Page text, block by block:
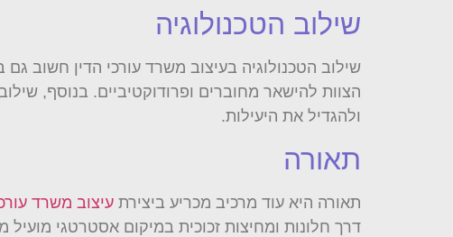
שילוב הטכנולוגיה
שילוב הטכנולוגיה בעיצוב משרד עורכי הדין חשוב
הצוות להישאר מחוברים ופרודוקטיביים. בנוסף,
ולהגדיל את היעילות.
תאורה
תאורה היא עוד מרכיב מכריע ביצירת עיצוב משרד
דרך חלונות ומחיצות זכוכית במיקום אסטרטגי